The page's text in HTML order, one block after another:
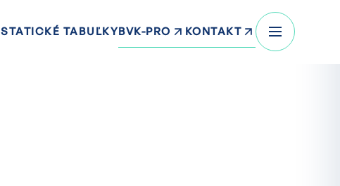
STATICKÉ TABUĽKYBVK-PRO KONTAKT